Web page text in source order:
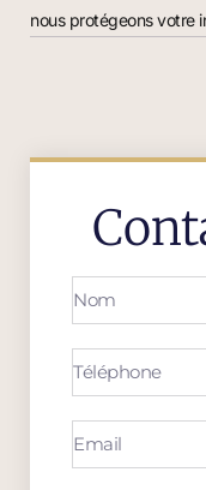
nous protégeons votre